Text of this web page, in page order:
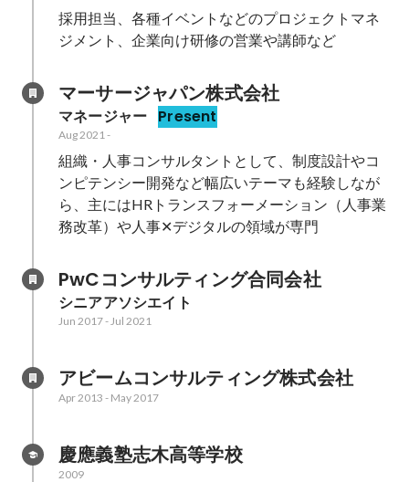
採用担当、各種イベントなどのプロジェクトマネ
ジメント、企業向け研修の営業や講師など
マーサージャパン株式会社
マネージャー Present
Aug 2021-
組織・人事コンサルタントとして、制度設計やコ
ンピテンシー開発など幅広いテーマも経験しなが
ら、主にはHRトランスフォーメーション（人事業
務改革）や人事✕デジタルの領域が専門
PwCコンサルティング合同会社
シニアアソシエイト
Jun 2017-Jul 2021
アビームコンサルティング株式会社
Apr 2013 - May 2017
慶應義塾志木高等学校
2009